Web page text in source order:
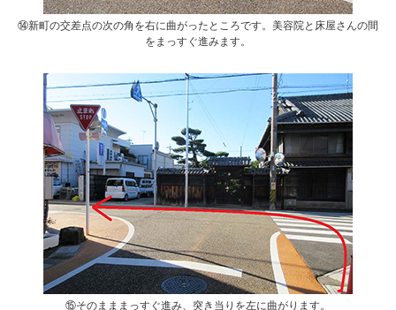
⑭新町の交差点の次の角を右に曲がったところです。美容院と床屋さんの間
をまっすぐ進みます。
⑮そのまままっすぐ進み、突き当りを左に曲がります。